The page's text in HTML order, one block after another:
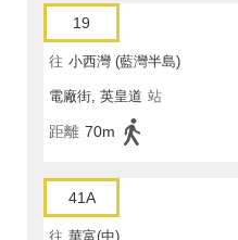
19
往 小西灣 (藍灣半島)
電廠街, 英皇道 站
距離 70m
41A
往 華富(中)